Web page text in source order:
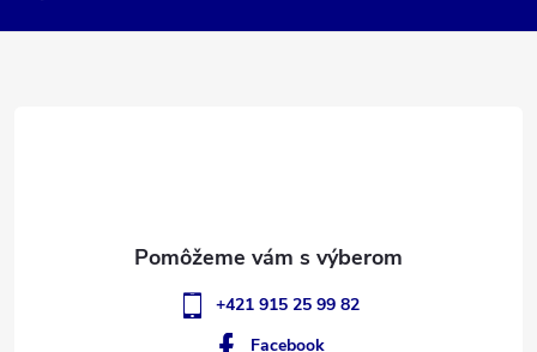
+421 915 25 99 82
Facebook